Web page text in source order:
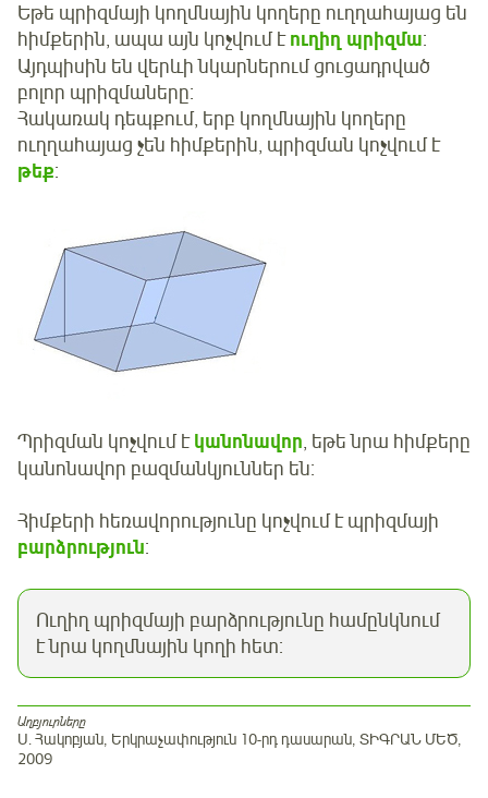
Եթե պրիզմայի կողմնային կողերը ուղղահայաց են
հիմքերին, ապա այն կոչվում էուղիղ պրիզմա:
Այդպիսին են վերևի նկարներում ցուցադրված
բոլոր պրիզմաները:
Հակառակ դեպքում, երբ կողմնային կողերը
ուղղահայաց չեն հիմքերին, պրիզման կոչվում է
թեք:
Պրիզման կոչվում էկանոնավոր, եթե նրա հիմքերը
կանոնավոր բազմանկյուններ են:
Հիմքերի հեռավորությունը կոչվում է պրիզմայի
բարձրություն:
Ուղիղ պրիզմայի բարձրությունը համընկնում
է նրա կողմնային կողի հետ:
Աղբյուրները
Ս. Հակոբյան, Երկրաչափություն 10-րդ դասարան, ՏԻԳՐԱՆ ՄԵԾ,
2009